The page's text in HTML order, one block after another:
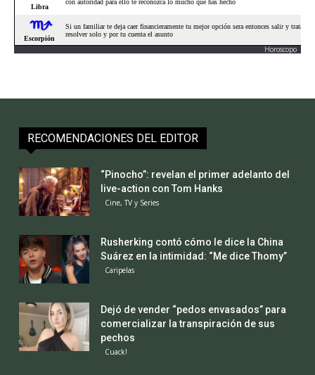
Horoscopo
RECOMENDACIONES DEL EDITOR
“Pinocho”: revelan el primer adelanto del
live-action con Tom Hanks
Cine, TV y Series
Rusherking contó cómo le dice la China
Suárez en la intimidad: “Me dice Thomy”
Caripelas
Dejó de vender “pedos envasados” para
comercializar la transpiración de sus
pechos
Cuack!